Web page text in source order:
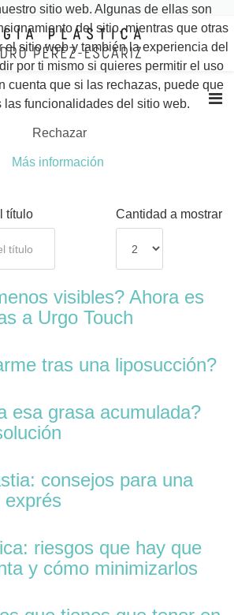
título Cantidad a mostrar
visibles? Ahora es
a Urgo Touch
tras una liposucción?
esa grasa acumulada?
consejos para una
exprés
riesgos que hay que
y cómo minimizarlos
sitio web. Algunas de ellas son
del sitio, mientras que otras
el sitio web y también la experiencia del
por ti mismo si quieres permitir el uso
cuenta que si las rechazas, puede que
las funcionalidades del sitio web.
Rechazar
Más información